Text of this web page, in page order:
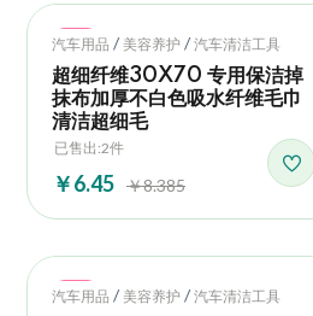
Hot
汽车用品 / 美容养护 / 汽车清洁工具
超细纤维30X70 专用保洁掉
抹布加厚不白色吸水纤维毛巾
清洁超细毛
已售出:2件
￥6.45 ￥8.385
Hot
汽车用品 / 美容养护 / 汽车清洁工具